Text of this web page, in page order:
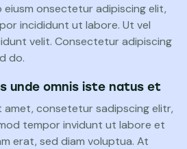
eiusm onsectetur adipiscing elit,
incididunt ut labore. Ut vel
velit. Consectetur adipiscing
do.
unde omnis iste natus et
amet, consetetur sadipscing elitr,
tempor invidunt ut labore et
erat, sed diam voluptua. At